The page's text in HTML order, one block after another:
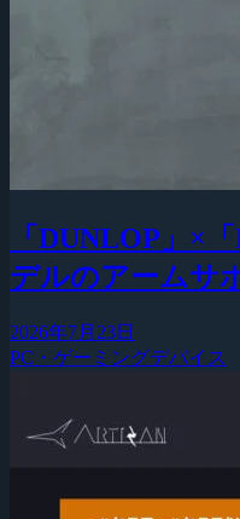
「DUNLOP」×
デルのアームサ
2026年7月23日
PC・ゲーミングデバイス